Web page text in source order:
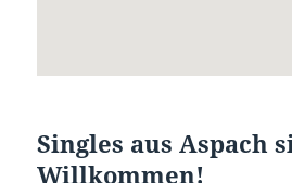
Singles aus Aspach
Willkommen!